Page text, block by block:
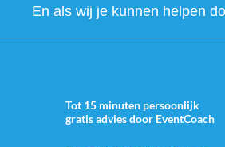
En als wij je kunnen helpen
Tot 15 minuten persoonlijk
gratis advies door EventCoach